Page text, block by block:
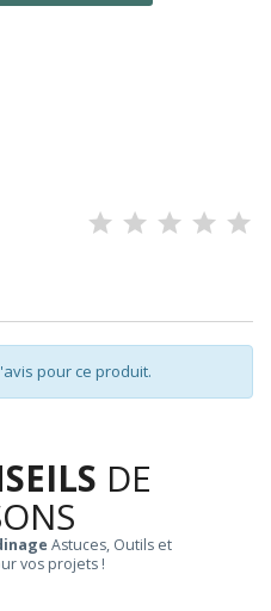
pour ce produit.
DE
Astuces, Outils et
vos projets !